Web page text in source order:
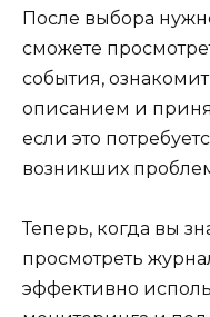
После выбора
сможете
события,
описанием и
если это
возникших
Теперь, когда вы
просмотреть
эффективно